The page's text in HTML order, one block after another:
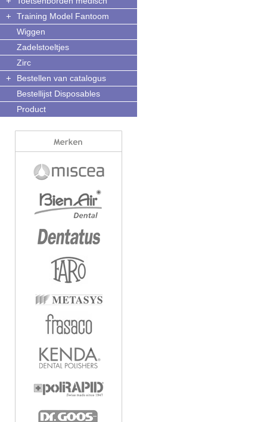
+
Training Model Fantoom
Wiggen
Zadelstoeltjes
Zirc
+
Bestellen van catalogus
Bestellijst Disposables
Product